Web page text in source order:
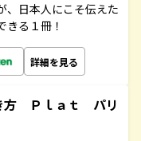
、日本人にこそ伝えた
る１冊！
詳細を見る
方 Ｐｌａｔ パリ